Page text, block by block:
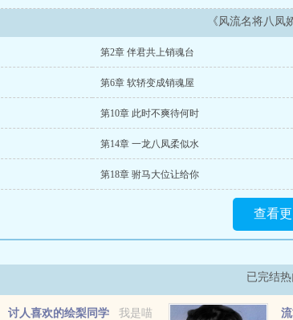
《风流名将八凤
第2章 伴君共上销魂台
第6章 软轿变成销魂屋
第10章 此时不爽待何时
第14章 一龙八凤柔似水
第18章 驸马大位让给你
查看
已完结
我是喵
讨人喜欢的绘梨同学